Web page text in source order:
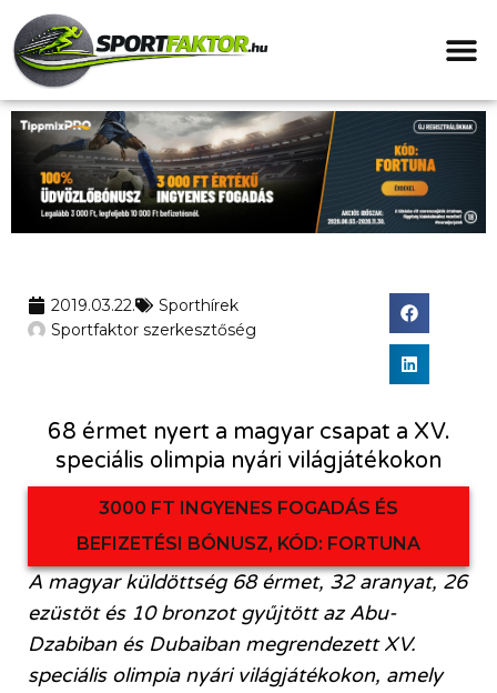
2019.03.22.
Sporthírek
Sportfaktor szerkesztőség
3000 FT INGYENES FOGADÁS ÉS
BEFIZETÉSI BÓNUSZ, KÓD: FORTUNA
68 érmet nyert a magyar csapat a XV.
speciális olimpia nyári világjátékokon
A magyar küldöttség 68 érmet, 32 aranyat, 26
ezüstöt és 10 bronzot gyűjtött az Abu-
Dzabiban és Dubaiban megrendezett XV.
speciális olimpia nyári világjátékokon, amely